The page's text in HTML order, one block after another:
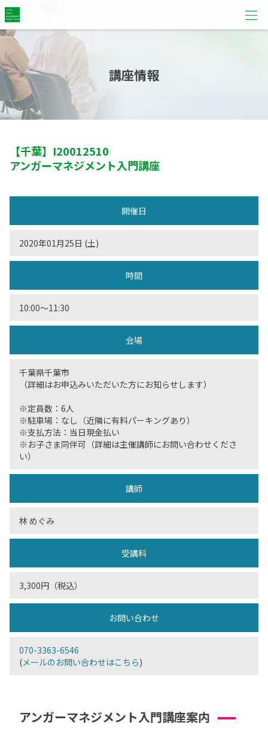
講座情報
【千葉】 I20012510
アンガーマネジメント入門講座
開催日
2020年01月25日 (土)
時間
10:00〜11:30
会場
千葉県千葉市
（詳細はお申込みいただいた方にお知らせします）
※定員数：6人
※駐車場：なし（近隣に有料パーキングあり）
※支払方法：当日現金払い
※お子さま同伴可（詳細は主催講師にお問い合わせくださ
い）
講師
林 めぐみ
受講料
3,300円（税込）
お問い合わせ
070-3363-6546
(メールのお問い合わせはこちら)
アンガーマネジメント入門講座案内